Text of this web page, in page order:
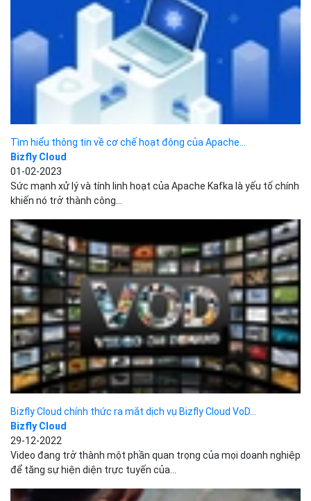
Tìm hiểu thông tin về cơ chế hoạt động của Apache...
01-02-2023
Sức mạnh xử lý và tính linh hoạt của Apache Kafka là yếu tố chính
khiến nó trở thành công...
Bizfly Cloud chính thức ra mắt dịch vụ Bizfly Cloud VoD...
Bizfly Cloud
29-12-2022
Video đang trở thành một phần quan trọng của mọi doanh nghiệp
để tăng sự hiện diện trực tuyến của...